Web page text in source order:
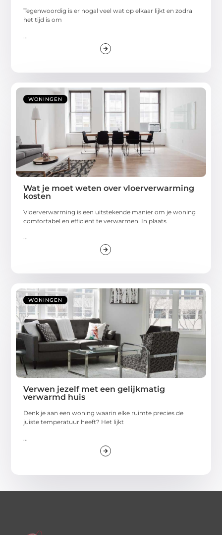
Tegenwoordig is er nogal veel wat op elkaar lijkt en zodra
het tijd is om
WONINGEN
Wat je moet weten over vloerverwarming
kosten
Vloerverwarming is een uitstekende manier om je woning
comfortabel en efficiënt te verwarmen. In plaats
...
WONINGEN
Verwen jezelf met een gelijkmatig
verwarmd huis
Denk je aan een woning waarin elke ruimte precies de
juiste temperatuur heeft? Het lijkt